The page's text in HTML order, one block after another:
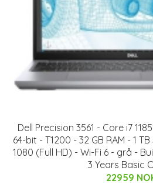
Dell Precision 3561 - Core i7
64-bit - T1200 - 32 GB RAM - 1 TB
1080 (Full HD) - Wi-Fi 6 - grå -
3 Years Basic
22959